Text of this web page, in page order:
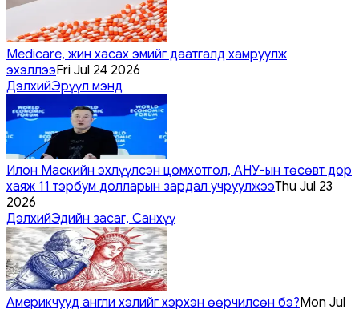
Medicare, жин хасах эмийг даатгалд хамруулж
эхэллээFri Jul 24 2026
ДэлхийЭрүүл мэнд
Илон Маскийн эхлүүлсэн цомхотгол, АНУ-ын төсөвт дор
хаяж 11 тэрбум долларын зардал учруулжээThu Jul 23
2026
ДэлхийЭдийн засаг, Санхүү
Америкчууд англи хэлийг хэрхэн өөрчилсөн бэ?Mon Jul